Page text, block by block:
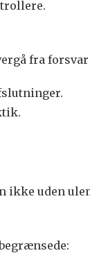
fra
ikke uden